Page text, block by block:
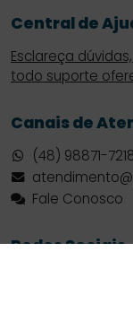
Central de
Esclareça
todo suporte
Canais de
(48) 98871-
Fale Conosco
Redes Sociais